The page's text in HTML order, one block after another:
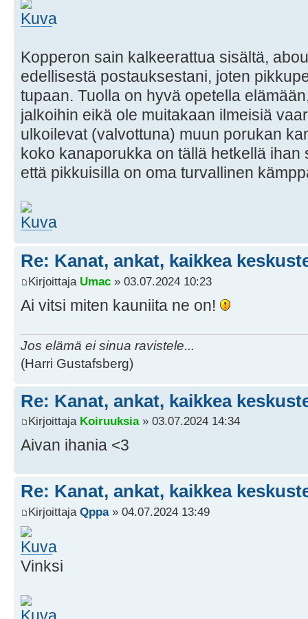
Kopperon sain kalkeerattua sisältä,
edellisestä postauksestani, joten
tupaan. Tuolla on hyvä opetella
jalkoihin eikä ole muitakaan ilmeisiä
ulkoilevat (valvottuna) muun porukan
koko kanaporukka on tällä hetkellä
että pikkuisilla on oma turvallinen
Re: Kanat, ankat, kaikkea
Kirjoittaja Umac » 03.07.2024 10:23
Ai vitsi miten kauniita ne on!
Jos elämä ei sinua ravistele...
(Harri Gustafsberg)
Re: Kanat, ankat, kaikkea
Kirjoittaja Koiruuksia» 03.07.2024 14:34
Aivan ihania <3
Re: Kanat, ankat, kaikkea
Kirjoittaja Qppa» 04.07.2024 13:49
Vinksi